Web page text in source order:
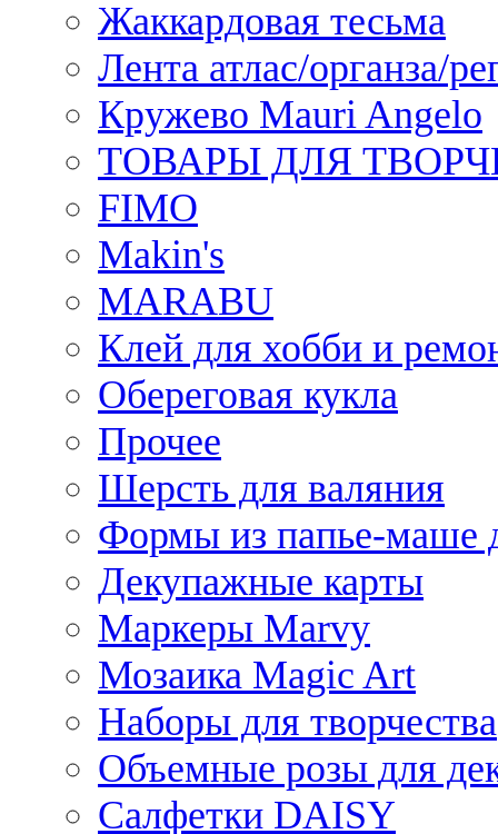
Жаккардовая тесьма
Лента атлас/органза/
Кружево Mauri Angelo
ТОВАРЫ ДЛЯ
FIMO
Makin's
MARABU
Клей для хобби и
Обереговая кукла
Прочее
Шерсть для валяния
Формы из папье-маше
Декупажные карты
Маркеры Marvy
Мозаика Magic Art
Наборы для творчества
Объемные розы для
Салфетки DAISY